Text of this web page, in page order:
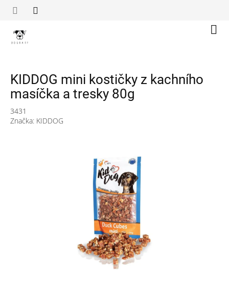
KIDDOG mini kostičky z kachního
masíčka a tresky 80g
3431
Značka: KIDDOG